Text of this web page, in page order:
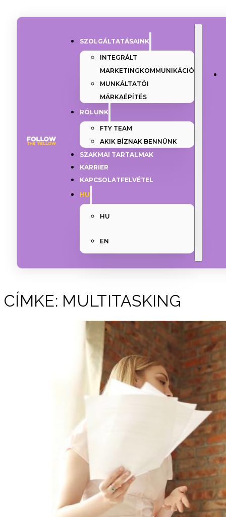
SZOLGÁLTATÁSAINK
INTEGRÁLT
MARKETINGKOMMUNIKÁCIÓ
MUNKÁLTATÓI
MÁRKAÉPÍTÉS
RÓLUNK
FTY TEAM
AKIK BÍZNAK BENNÜNK
SZAKMAI TARTALMAK
KARRIER
KAPCSOLATFELVÉTEL
HU
HU
EN
CÍMKE: MULTITASKING